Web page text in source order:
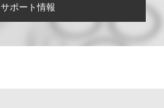
サポート情報